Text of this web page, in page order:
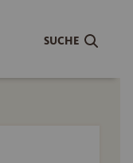
SUCHE